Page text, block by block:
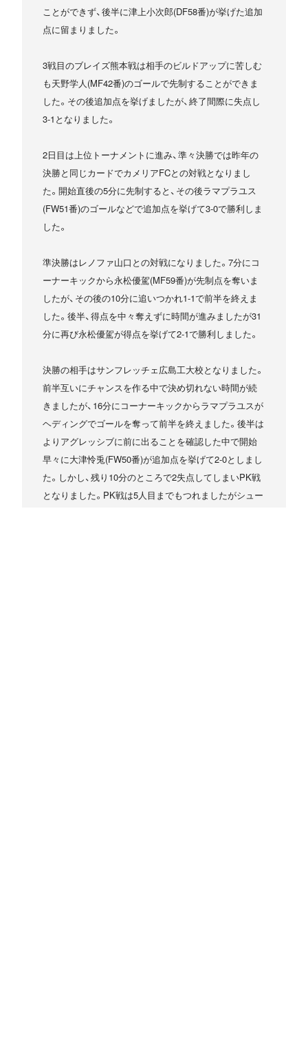
ことができず、後半に津上小次郎(DF58番)が挙げた追加
点に留まりました。
3戦目のブレイズ熊本戦は相手のビルドアップに苦しむ
も天野学人(MF42番)のゴールで先制することができま
した。その後追加点を挙げましたが、終了間際に失点し
3-1となりました。
2日目は上位トーナメントに進み、準々決勝では昨年の
決勝と同じカードでカメリアFCとの対戦となりまし
た。開始直後の5分に先制すると、その後ラマプラユス
(FW51番)のゴールなどで追加点を挙げて3-0で勝利しま
した。
準決勝はレノファ山口との対戦になりました。7分にコ
ーナーキックから永松優駕(MF59番)が先制点を奪いま
したが、その後の10分に追いつかれ1-1で前半を終えま
した。後半、得点を中々奪えずに時間が進みましたが31
分に再び永松優駕が得点を挙げて2-1で勝利しました。
決勝の相手はサンフレッチェ広島工大校となりました。
前半互いにチャンスを作る中で決め切れない時間が続
きましたが、16分にコーナーキックからラマプラユスが
ヘディングでゴールを奪って前半を終えました。後半は
よりアグレッシブに前に出ることを確認した中で開始
早々に大津怜兎(FW50番)が追加点を挙げて2-0としまし
た。しかし、残り10分のところで2失点してしまいPK戦
となりました。PK戦は5人目までもつれましたがシュー